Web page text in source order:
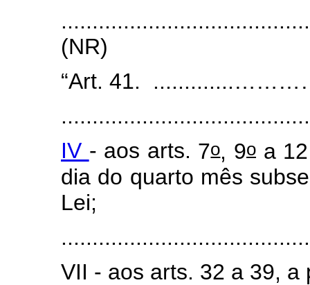
(NR)
“Art. 41.
IV - aos arts. 7o, 9o a
dia do quarto mês
Lei;
VII - aos arts. 32 a 39, a